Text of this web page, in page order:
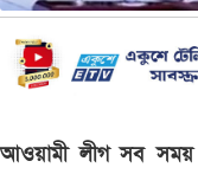
আওয়ামী লীগ সব সময়